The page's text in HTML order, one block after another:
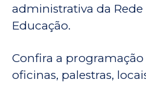
administrativa da
Educação.
Confira a
oficinas, palestras,